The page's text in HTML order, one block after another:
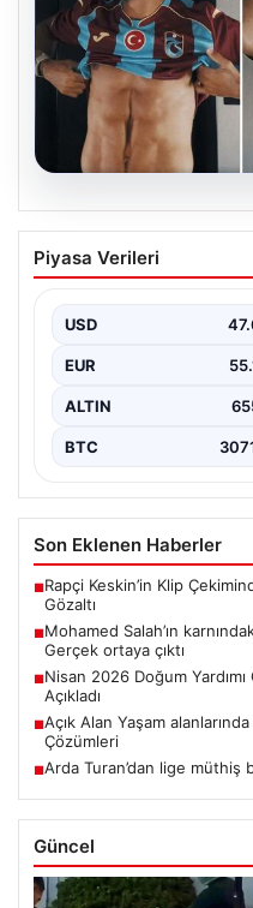
Mohamed
gündem olmuştu!
Piyasa Verileri
USD
EUR
ALTIN
BTC
Son Eklenen Haberler
■Rapçi Keskin’in Klip
Gözaltı
■Mohamed Salah’ın
Gerçek ortaya çıktı
■Nisan 2026 Doğum
Açıkladı
■Açık Alan Yaşam
Çözümleri
■Arda Turan’dan lige müthiş
Güncel